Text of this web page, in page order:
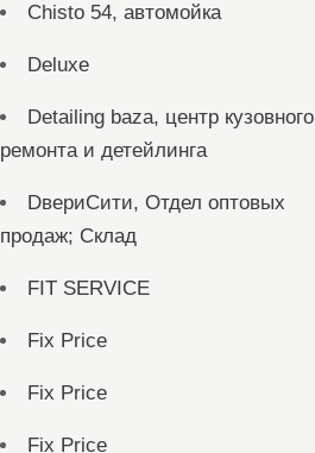
Chisto 54, автомойка
Deluxe
Detailing baza, центр кузовного
ремонта и детейлинга
DвериСити, Отдел оптовых
продаж; Склад
FIT SERVICE
Fix Price
Fix Price
Fix Price